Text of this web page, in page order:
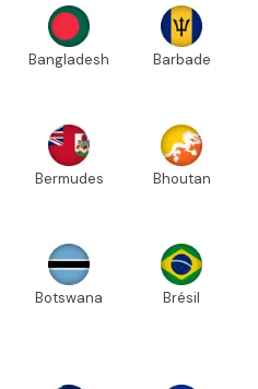
Bangladesh Barbade
Bermudes Bhoutan
Botswana Brésil